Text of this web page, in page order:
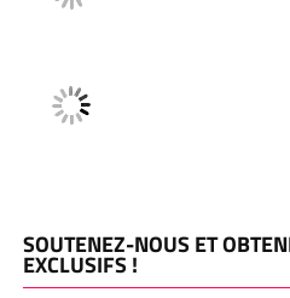
SOUTENEZ-NOUS ET
EXCLUSIFS !